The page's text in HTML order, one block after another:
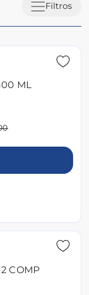
Filtros
UVA FCO X 500 ML
COMP